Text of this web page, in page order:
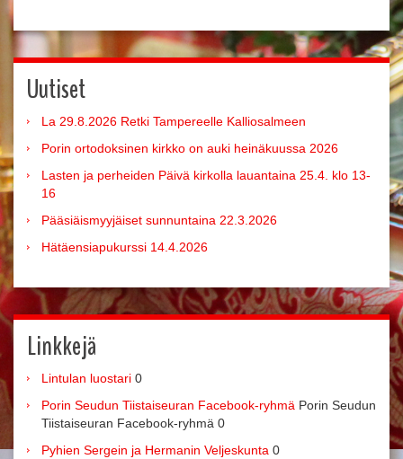
Uutiset
La 29.8.2026 Retki Tampereelle Kalliosalmeen
Porin ortodoksinen kirkko on auki heinäkuussa 2026
Lasten ja perheiden Päivä kirkolla lauantaina 25.4. klo 13-
16
Pääsiäismyyjäiset sunnuntaina 22.3.2026
Hätäensiapukurssi 14.4.2026
Linkkejä
Lintulan luostari 0
Porin Seudun Tiistaiseuran Facebook-ryhmä Porin Seudun
Tiistaiseuran Facebook-ryhmä 0
Pyhien Sergein ja Hermanin Veljeskunta 0